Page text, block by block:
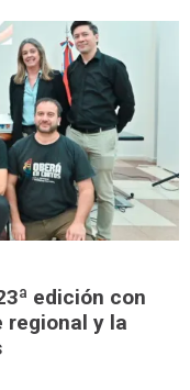
edición con
y la